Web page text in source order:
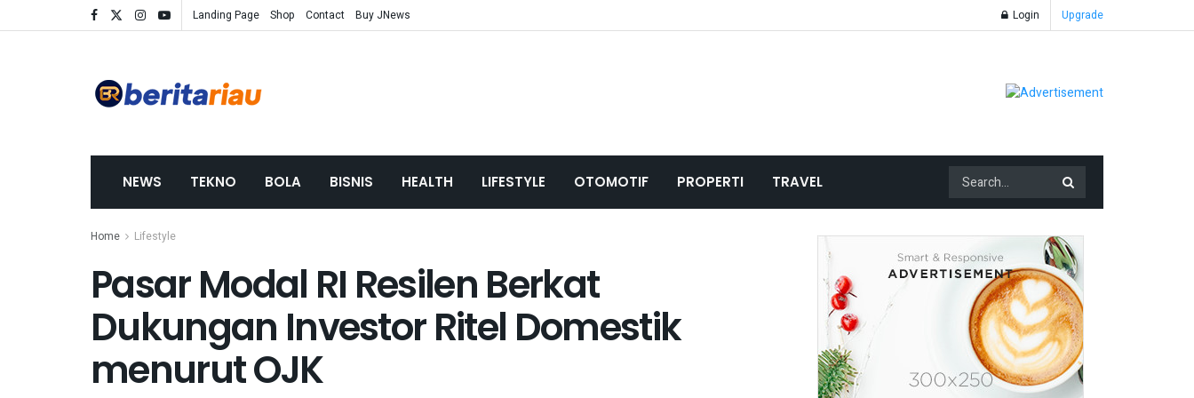
Landing Page Shop Contact Buy JNews Login Upgrade
NEWS TEKNO BOLA BISNIS HEALTH LIFESTYLE OTOMOTIF PROPERTI TRAVEL
Home Lifestyle
Pasar Modal RI Resilen Berkat
Dukungan Investor Ritel Domestik
menurut OJK